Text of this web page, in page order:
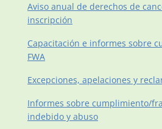
Aviso anual de derechos de
inscripción
Capacitación e informes sobre
FWA
Excepciones, apelaciones y
Informes sobre cumplimiento/
indebido y abuso